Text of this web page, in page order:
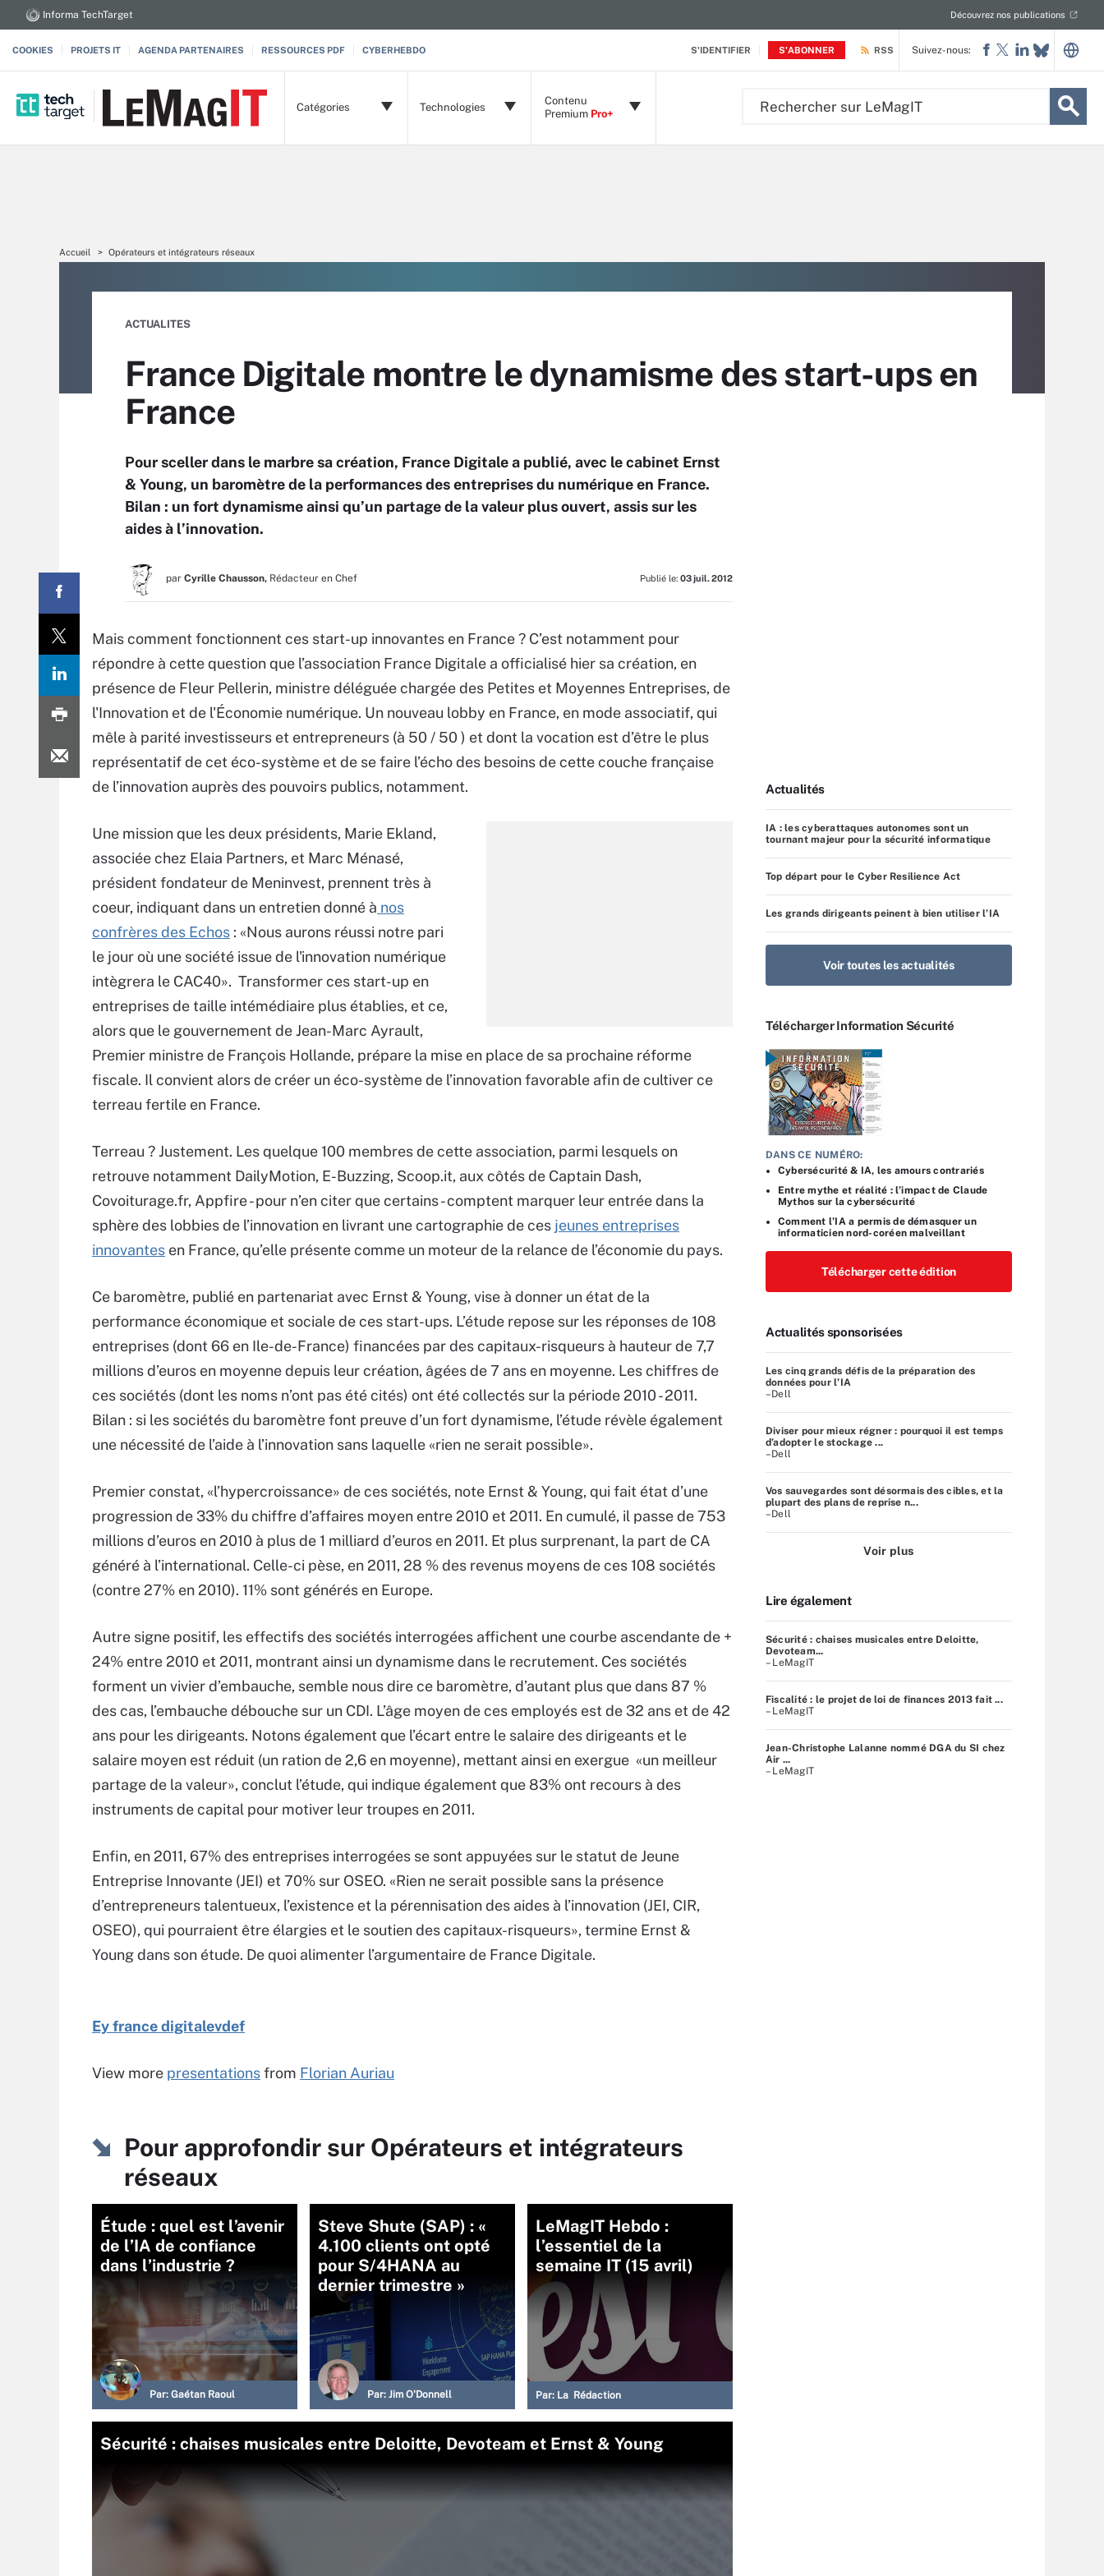
S'IDENTIFIER S'ABONNER
Informa TechTarget Découvrez nos publications
COOKIES PROJETS IT AGENDA PARTENAIRES RESSOURCES PDF CYBERHEBDO RSS
Catégories Technologies
Contenu
Premium Pro+
Suivez-nous:
Accueil Opérateurs et intégrateurs réseaux
ACTUALITES
France Digitale montre le dynamisme des start-ups en
France
Pour sceller dans le marbre sa création, France Digitale a publié, avec le cabinet Ernst
& Young, un baromètre de la performances des entreprises du numérique en France.
Bilan : un fort dynamisme ainsi qu’un partage de la valeur plus ouvert, assis sur les
aides à l’innovation.
par Cyrille Chausson, Rédacteur en Chef Publié le: 03 juil. 2012
Mais comment fonctionnent ces start-up innovantes en France ? C’est notamment pour
répondre à cette question que l’association France Digitale a officialisé hier sa création, en
présence de Fleur Pellerin, ministre déléguée chargée des Petites et Moyennes Entreprises, de
l'Innovation et de l'Économie numérique. Un nouveau lobby en France, en mode associatif, qui
mêle à parité investisseurs et entrepreneurs (à 50 / 50 ) et dont la vocation est d’être le plus
représentatif de cet éco-système et de se faire l’écho des besoins de cette couche française
de l’innovation auprès des pouvoirs publics, notamment.
Une mission que les deux présidents, Marie Ekland,
associée chez Elaia Partners, et Marc Ménasé,
président fondateur de Meninvest, prennent très à
coeur, indiquant dans un entretien donné à nos
confrères des Echos : «Nous aurons réussi notre pari
le jour où une société issue de l'innovation numérique
intègrera le CAC40». Transformer ces start-up en
entreprises de taille intémédiaire plus établies, et ce,
alors que le gouvernement de Jean-Marc Ayrault,
Premier ministre de François Hollande, prépare la mise en place de sa prochaine réforme
fiscale. Il convient alors de créer un éco-système de l’innovation favorable afin de cultiver ce
terreau fertile en France.
Terreau ? Justement. Les quelque 100 membres de cette association, parmi lesquels on
retrouve notamment DailyMotion, E-Buzzing, Scoop.it, aux côtés de Captain Dash,
Covoiturage.fr, Appfire - pour n’en citer que certains - comptent marquer leur entrée dans la
sphère des lobbies de l’innovation en livrant une cartographie de ces jeunes entreprises
innovantes en France, qu’elle présente comme un moteur de la relance de l’économie du pays.
Ce baromètre, publié en partenariat avec Ernst & Young, vise à donner un état de la
performance économique et sociale de ces start-ups. L’étude repose sur les réponses de 108
entreprises (dont 66 en Ile-de-France) financées par des capitaux-risqueurs à hauteur de 7,7
millions d’euros en moyenne depuis leur création, âgées de 7 ans en moyenne. Les chiffres de
ces sociétés (dont les noms n’ont pas été cités) ont été collectés sur la période 2010 - 2011.
Bilan : si les sociétés du baromètre font preuve d’un fort dynamisme, l’étude révèle également
une nécessité de l’aide à l’innovation sans laquelle «rien ne serait possible».
Premier constat, «l’hypercroissance» de ces sociétés, note Ernst & Young, qui fait état d’une
progression de 33% du chiffre d’affaires moyen entre 2010 et 2011. En cumulé, il passe de 753
millions d’euros en 2010 à plus de 1 milliard d’euros en 2011. Et plus surprenant, la part de CA
généré à l’international. Celle-ci pèse, en 2011, 28 % des revenus moyens de ces 108 sociétés
(contre 27% en 2010). 11% sont générés en Europe.
Autre signe positif, les effectifs des sociétés interrogées affichent une courbe ascendante de +
24% entre 2010 et 2011, montrant ainsi un dynamisme dans le recrutement. Ces sociétés
forment un vivier d’embauche, semble nous dire ce baromètre, d’autant plus que dans 87 %
des cas, l’embauche débouche sur un CDI. L’âge moyen de ces employés est de 32 ans et de 42
ans pour les dirigeants. Notons également que l’écart entre le salaire des dirigeants et le
salaire moyen est réduit (un ration de 2,6 en moyenne), mettant ainsi en exergue «un meilleur
partage de la valeur», conclut l’étude, qui indique également que 83% ont recours à des
instruments de capital pour motiver leur troupes en 2011.
Enfin, en 2011, 67% des entreprises interrogées se sont appuyées sur le statut de Jeune
Entreprise Innovante (JEI) et 70% sur OSEO. «Rien ne serait possible sans la présence
d’entrepreneurs talentueux, l’existence et la pérennisation des aides à l’innovation (JEI, CIR,
OSEO), qui pourraient être élargies et le soutien des capitaux-risqueurs», termine Ernst &
Young dans son étude. De quoi alimenter l’argumentaire de France Digitale.
Ey france digitalevdef
View more presentationsfrom Florian Auriau
Pour approfondir sur Opérateurs et intégrateurs
réseaux
Étude : quel est l’avenir
de l’IA de confiance
dans l’industrie ?
Par: Gaétan Raoul
Steve Shute (SAP) : «
4.100 clients ont opté
pour S/4HANA au
dernier trimestre »
Par: Jim O'Donnell
LeMagIT Hebdo :
l’essentiel de la
semaine IT (15 avril)
Par: La Rédaction
Sécurité : chaises musicales entre Deloitte, Devoteam et Ernst & Young
Actualités
IA : les cyberattaques autonomes sont un
tournant majeur pour la sécurité informatique
Top départ pour le Cyber Resilience Act
Les grands dirigeants peinent à bien utiliser l’IA
Voir toutes les actualités
Télécharger Information Sécurité
DANS CE NUMÉRO:
Cybersécurité & IA, les amours contrariés
Entre mythe et réalité : l’impact de Claude
Mythos sur la cybersécurité
Comment l’IA a permis de démasquer un
informaticien nord-coréen malveillant
Télécharger cette édition
Actualités sponsorisées
Les cinq grands défis de la préparation des
données pour l’IA
–Dell
Diviser pour mieux régner : pourquoi il est temps
d’adopter le stockage ...
–Dell
Vos sauvegardes sont désormais des cibles, et la
plupart des plans de reprise n...
–Dell
Voir plus
Lire également
Sécurité : chaises musicales entre Deloitte,
Devoteam...
– LeMagIT
Fiscalité : le projet de loi de finances 2013 fait ...
– LeMagIT
Jean-Christophe Lalanne nommé DGA du SI chez
Air ...
– LeMagIT